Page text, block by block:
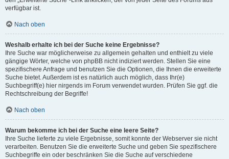
verfügbar ist.
Nach oben
Weshalb erhalte ich bei der Suche keine Ergebnisse?
Ihre Suche war möglicherweise zu allgemein gehalten und enthielt zu viele
gängige Wörter, welche von phpBB nicht indiziert werden. Stellen Sie eine
spezifischere Anfrage und benutzen Sie die Optionen, die Ihnen die erweiterte
Suche bietet. Außerdem ist es natürlich auch möglich, dass Ihr(e)
Suchbegriff(e) hier nirgends im Forum verwendet wurden. Prüfen Sie ggf. die
Rechtschreibung der Begriffe!
Nach oben
Warum bekomme ich bei der Suche eine leere Seite?
Ihre Suche lieferte zu viele Ergebnisse, somit konnte der Webserver sie nicht
verarbeiten. Benutzen Sie die erweiterte Suche und geben Sie spezifischere
Suchbegriffe ein oder beschränken Sie die Suche auf verschiedene